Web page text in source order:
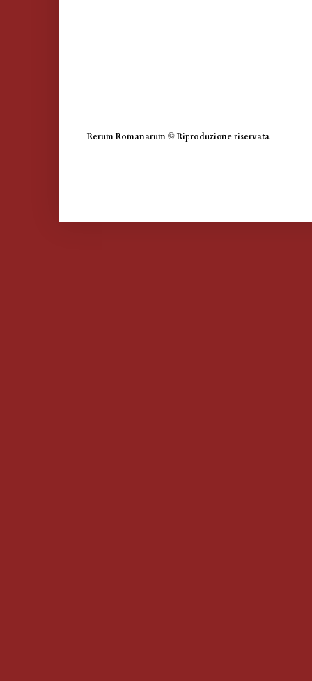
Rerum Romanarum © Riproduzione riservata